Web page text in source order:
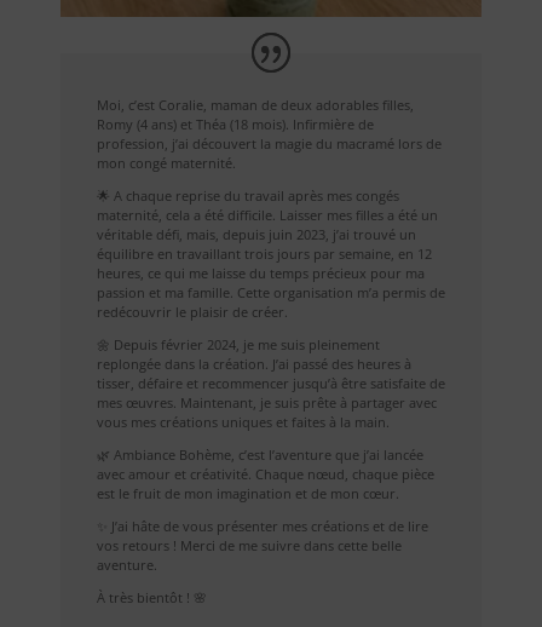
Moi, c’est Coralie, maman de deux adorables filles,
Romy (4 ans) et Théa (18 mois). Infirmière de
profession, j’ai découvert la magie du macramé lors de
mon congé maternité.
🌟 A chaque reprise du travail après mes congés
maternité, cela a été difficile. Laisser mes filles a été un
véritable défi, mais, depuis juin 2023, j’ai trouvé un
équilibre en travaillant trois jours par semaine, en 12
heures, ce qui me laisse du temps précieux pour ma
passion et ma famille. Cette organisation m’a permis de
redécouvrir le plaisir de créer.
🌼 Depuis février 2024, je me suis pleinement
replongée dans la création. J’ai passé des heures à
tisser, défaire et recommencer jusqu’à être satisfaite de
mes œuvres. Maintenant, je suis prête à partager avec
vous mes créations uniques et faites à la main.
🌿 Ambiance Bohème, c’est l’aventure que j’ai lancée
avec amour et créativité. Chaque nœud, chaque pièce
est le fruit de mon imagination et de mon cœur.
✨ J’ai hâte de vous présenter mes créations et de lire
vos retours ! Merci de me suivre dans cette belle
aventure.
À très bientôt ! 🌸